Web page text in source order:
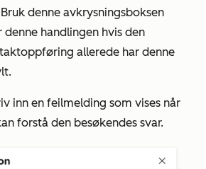
Bruk denne avkrysningsboksen
handlingen hvis den
allerede har denne
inn en feilmelding som vises når
forstå den besøkendes svar.